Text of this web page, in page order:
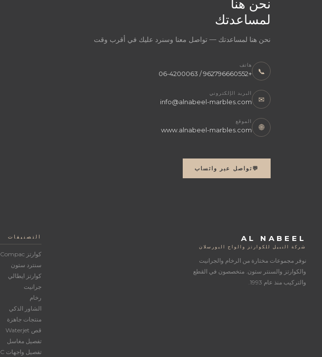
نحن هنا
لمساعدتك
نحن هنا لمساعدتك — تواصل معنا وسنرد عليك في أقرب وقت
📞
هاتف
+962796660552 / 06-4200063
✉
البريد الإلكتروني
info@alnabeel-marbles.com
🌐
الموقع
www.alnabeel-marbles.com
💬 تواصل عبر واتساب
AL NABEEL
شركة النبيل للكوارتز والواح البورسلان
نوفر مجموعات مختارة من الرخام والجرانيت
والكوارتز والسنتر ستون. متخصصون في القطع
والتركيب منذ عام 1993.
التصنيفات
كوارتز Compac
سنترد ستون
كوارتز ايطالي
جرانيت
رخام
الشاور الذكي
منتجات جاهزة
قص Waterjet
تفصيل مغاسل
تفصيل واجهات CNC